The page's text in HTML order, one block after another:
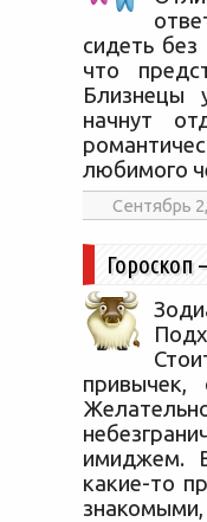
сидеть
что
Близнецы
начнут
любимого
Сентябрь
Гороскоп
привычек,
имиджем.
какие-то